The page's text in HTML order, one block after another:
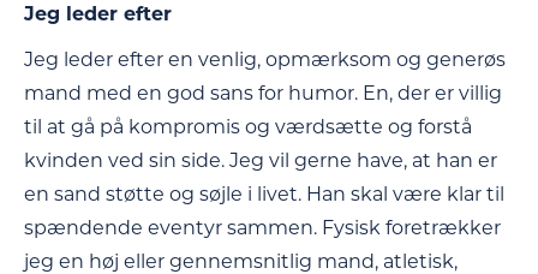
Jeg leder efter
Jeg leder efter en venlig, opmærksom og generøs
mand med en god sans for humor. En, der er villig
til at gå på kompromis og værdsætte og forstå
kvinden ved sin side. Jeg vil gerne have, at han er
en sand støtte og søjle i livet. Han skal være klar til
spændende eventyr sammen. Fysisk foretrækker
jeg en høj eller gennemsnitlig mand, atletisk,